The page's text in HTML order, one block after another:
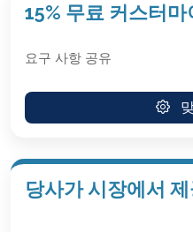
15% 무료 커스터마
요구 사항 공유
당사가 시장에서